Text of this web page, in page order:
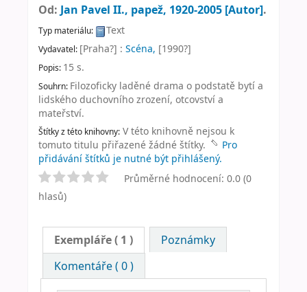
Od: Jan Pavel II., papež, 1920-2005 [Autor].
Typ materiálu: Text
Vydavatel: [Praha?] : Scéna, [1990?]
Popis: 15 s.
Souhrn: Filozoficky laděné drama o podstatě bytí a
lidského duchovního zrození, otcovství a
mateřství.
Štítky z této knihovny: V této knihovně nejsou k
tomuto titulu přiřazené žádné štítky.
Pro
přidávání štítků je nutné být přihlášený.
Průměrné hodnocení: 0.0 (0
hlasů)
Exempláře( 1 )
Poznámky
Komentáře ( 0 )